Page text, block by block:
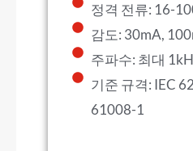
정격 전류: 16-
감도: 30mA,
주파수: 최대
기준 규격: IEC
61008-1